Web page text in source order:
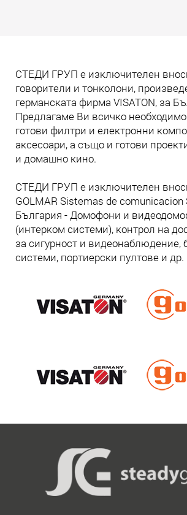
СТЕДИ ГРУП е изключителен
говорители и тонколони,
германската фирма VISATON, за
Предлагаме Ви всичко
готови филтри и електронни
аксесоари, а също и готови
и домашно кино.
СТЕДИ ГРУП е изключителен
GOLMAR Sistemas de comunicacion
България - Домофони и
(интерком системи), контрол на
за сигурност и видеонаблюдение,
системи, портиерски пултове и др.